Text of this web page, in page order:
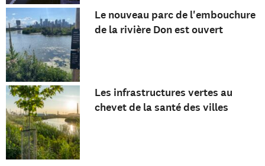
Le nouveau parc de l'embouchure
de la rivière Don est ouvert
Les infrastructures vertes au
chevet de la santé des villes